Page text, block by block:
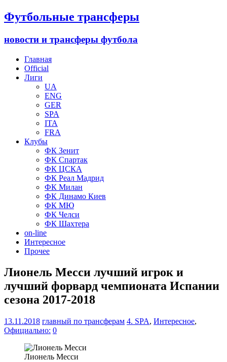
Футбольные трансферы
новости и трансферы футбола
Главная
Official
Лиги
UA
ENG
GER
SPA
ITA
FRA
Клубы
ФК Зенит
ФК Спартак
ФК ЦСКА
ФК Реал Мадрид
ФК Милан
ФК Динамо Киев
ФК МЮ
ФК Челси
ФК Шахтера
on-line
Интересное
Прочее
Лионель Месси лучший игрок и
лучший форвард чемпионата Испании
сезона 2017-2018
13.11.2018 главный по трансферам 4. SPA, Интересное,
Официально: 0
Лионель Месси